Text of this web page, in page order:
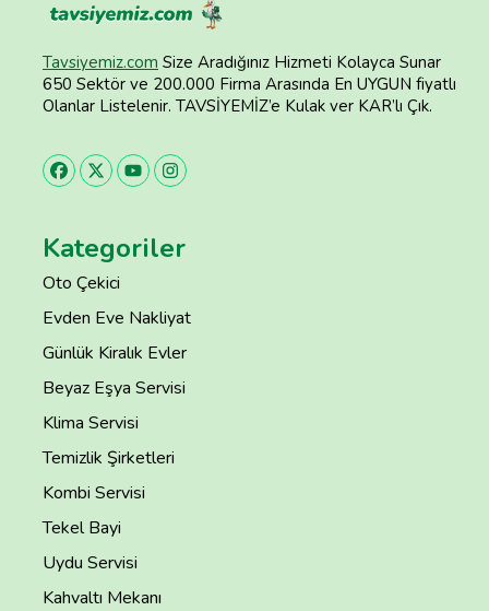
Tavsiyemiz.com Size Aradığınız Hizmeti Kolayca Sunar
650 Sektör ve 200.000 Firma Arasında En UYGUN fiyatlı
Olanlar Listelenir. TAVSİYEMİZ’e Kulak ver KAR’lı Çık.
Kategoriler
Oto Çekici
Evden Eve Nakliyat
Günlük Kiralık Evler
Beyaz Eşya Servisi
Klima Servisi
Temizlik Şirketleri
Kombi Servisi
Tekel Bayi
Uydu Servisi
Kahvaltı Mekanı